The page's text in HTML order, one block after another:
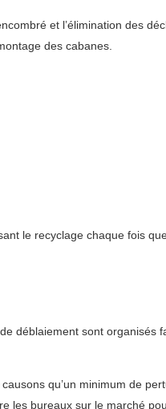
et l’élimination des
des cabanes.
le recyclage chaque fois
déblaiement sont organisés
qu’un minimum de
les bureaux sur le marché